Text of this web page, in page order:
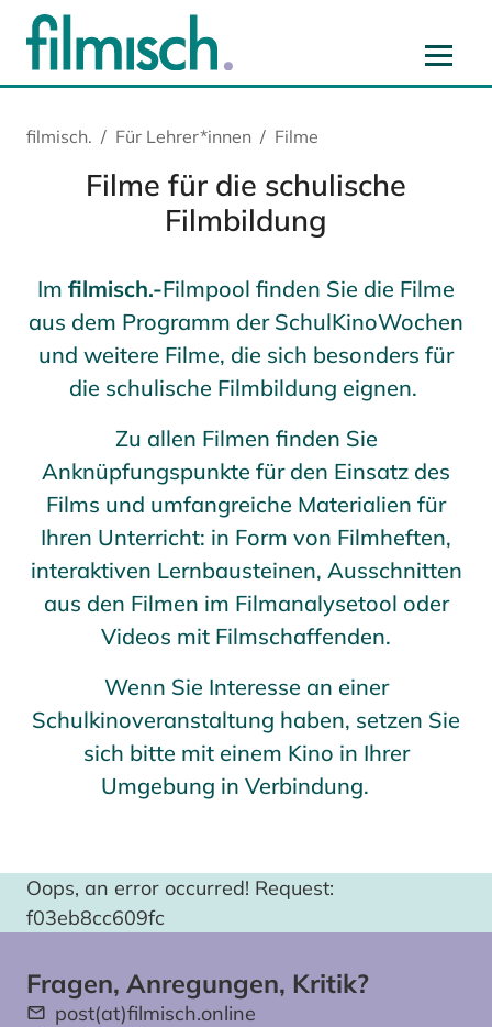
Hauptinhalt springen
Hauptnavigation springen
Cookie-Einstellungen springen
Startseite springen
filmisch. Für Lehrer*innen Filme
Filme für die schulische
Filmbildung
Im filmisch.-Filmpool finden Sie die Filme
aus dem Programm der SchulKinoWochen
und weitere Filme, die sich besonders für
die schulische Filmbildung eignen.
Zu allen Filmen finden Sie
Anknüpfungspunkte für den Einsatz des
Films und umfangreiche Materialien für
Ihren Unterricht: in Form von Filmheften,
interaktiven Lernbausteinen, Ausschnitten
aus den Filmen im Filmanalysetool oder
Videos mit Filmschaffenden.
Wenn Sie Interesse an einer
Schulkinoveranstaltung haben, setzen Sie
sich bitte mit einem Kino in Ihrer
Umgebung in Verbindung.
Oops, an error occurred! Request:
f03eb8cc609fc
Fragen, Anregungen, Kritik?
post(at)filmisch.online